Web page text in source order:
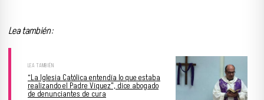
Lea también:
“La Iglesia Católica entendía lo que estaba
realizando el Padre Víquez”, dice abogado
de denunciantes de cura